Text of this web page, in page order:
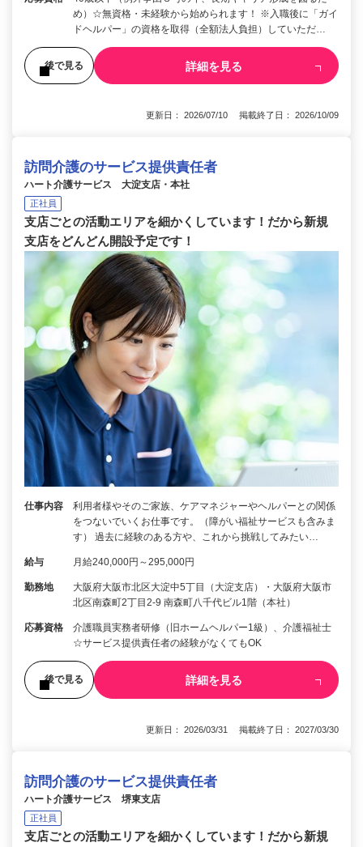
め）☆無資格・未経験から始められます！ ※入職後に「ガイ
ドヘルパー」の資格を取得（全額法人負担）していただ…
後で見る 詳細を見る
更新日： 2026/07/10 掲載終了日： 2026/10/09
訪問介護のサービス提供責任者
ハート介護サービス 大淀支店・本社
正社員
支店ごとの活動エリアを細かくしています！だから新規
支店をどんどん開設予定です！
仕事内容
利用者様やそのご家族、ケアマネジャーやヘルパーとの関係
をつないでいくお仕事です。（障がい福祉サービスも含みま
す） 過去に経験のある方や、これから挑戦してみたい…
給与 月給240,000円～295,000円
勤務地
大阪府大阪市北区大淀中5丁目（大淀支店）・大阪府大阪市
北区南森町2丁目2-9 南森町八千代ビル1階（本社）
応募資格
介護職員実務者研修（旧ホームヘルパー1級）、介護福祉士
☆サービス提供責任者の経験がなくてもOK
後で見る 詳細を見る
更新日： 2026/03/31 掲載終了日： 2027/03/30
訪問介護のサービス提供責任者
ハート介護サービス 堺東支店
正社員
支店ごとの活動エリアを細かくしています！だから新規